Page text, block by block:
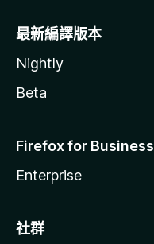
最新編譯版本
Nightly
Beta
Firefox for Business
Enterprise
社群